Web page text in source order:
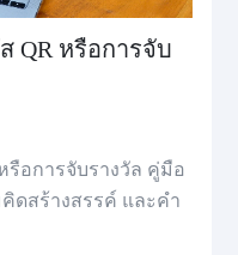
QR หรือการจับ
รือการจับรางวัล คู่มือ
ดสร้างสรรค์ และคํา